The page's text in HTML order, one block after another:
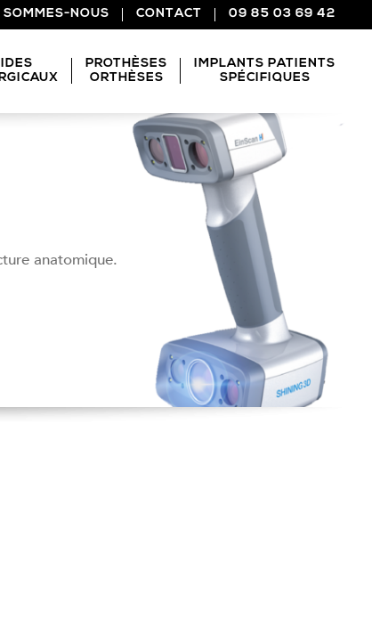
SOMMES-NOUS CONTACT 09 85 03 69 42
PROTHÈSES
ORTHÈSES
IMPLANTS PATIENTS
SPÉCIFIQUES
anatomique.